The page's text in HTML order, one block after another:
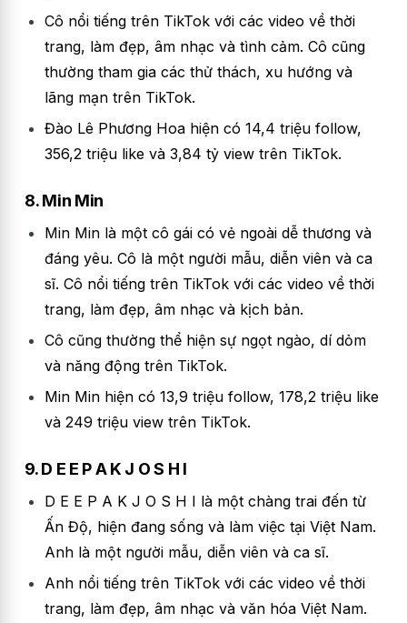
Cô nổi tiếng trên TikTok với các video về thời
trang, làm đẹp, âm nhạc và tình cảm. Cô cũng
thường tham gia các thử thách, xu hướng và
lãng mạn trên TikTok.
Đào Lê Phương Hoa hiện có 14,4 triệu follow,
356,2 triệu like và 3,84 tỷ view trên TikTok.
8. Min Min
Min Min là một cô gái có vẻ ngoài dễ thương và
đáng yêu. Cô là một người mẫu, diễn viên và ca
sĩ. Cô nổi tiếng trên TikTok với các video về thời
trang, làm đẹp, âm nhạc và kịch bản.
Cô cũng thường thể hiện sự ngọt ngào, dí dỏm
và năng động trên TikTok.
Min Min hiện có 13,9 triệu follow, 178,2 triệu like
và 249 triệu view trên TikTok.
9. D E E P A K J O S H I
D E E P A K J O S H I là một chàng trai đến từ
Ấn Độ, hiện đang sống và làm việc tại Việt Nam.
Anh là một người mẫu, diễn viên và ca sĩ.
Anh nổi tiếng trên TikTok với các video về thời
trang, làm đẹp, âm nhạc và văn hóa Việt Nam.